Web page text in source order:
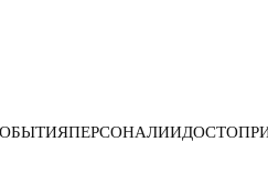
ПЕРСОНАЛИИ